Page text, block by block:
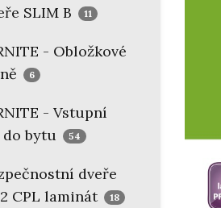
SLIM B
11
- Obložkové
6
- Vstupní
do bytu
54
dveře
CPL laminát
18